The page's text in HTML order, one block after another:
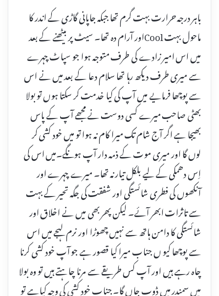
باہر درجہ حرارت بہت گرم تھا جبکہ جاپانی گاڑی کے اندر کا
ماحول بہت Coolاور آرام دہ تھا۔ سیٹ پر بیٹھنے کے بعد
میں اس امیر زادے کی طرف متوجہ ہوا جو سپاٹ چہرے
سے میری طرف دیکھ رہا تھا سلام دعا کے بعد میں نے اس
سے پوچھا فرمایے میں آپ کی کیا خدمت کر سکتا ہوں تو بولا
بھٹی صاحب میرے کسی دوست نے مجھے آپ کے پاس
بھیجا ہے اگر آج شام تک میرا کام نہ ہوا تو میں خود کشی کر
لوں گا اور میری موت کے ذمہ دار آپ ہونگے۔میں اس کی
اِس دھمکی کے لیے بلکل تیار نہ تھا۔ میرے چہرے اور
آنکھوں کی فطری شائستگی اور شفقت کی جگہ تحیر کے بہت
سے تاثرات ابھر آئے۔ لیکن پھر بھی میں نے اخلاق اور
شائستگی کا دامن ہاتھ سے نہیں چھوڑا اور نرم لہجے میں اس
سے پوچھا کیو ں جناب میرا کیا قصور ہے جو آپ خود کشی کرنا
چاہ رہے ہیں اور آپ کس طریقے سے مرنا چاہتے ہیں تو وہ بولا
میں سمندر میں ڈوب جاں گا۔ جناب خود کشی کی وجہ کیاہے تو